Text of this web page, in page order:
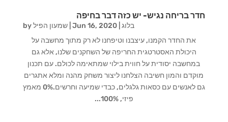
חדר בריחה נגיש- יש כזה דבר בחיפה
byשמעון הפיל| Jun 16, 2020| בלוג
את החדר הקמנו, עיצבנו וטיפחנו לא רק מתוך מחשבה על
היכולת האסטרטגית החריפה של השחקנים שלנו, אלא גם
במחשבה יסודית על חווית בילוי שמתאימה לכולם. עם תכנון
מוקדם והמון חשיבה הצלחנו ליצור משחק מהנה ומלא אתגרים
גם לאנשים עם כסאות גלגלים, כבדי שמיעה וחרשים.0% מאמץ
פיזי, 100%...